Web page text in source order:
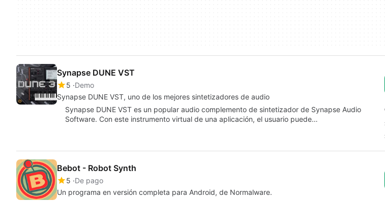
Synapse DUNE VST
5 Demo
Synapse DUNE VST, uno de los mejores sintetizadores de audio
Synapse DUNE VST es un popular audio complemento de sintetizador de Synapse Audio
Software. Con este instrumento virtual de una aplicación, el usuario puede…
Bebot - Robot Synth
5 De pago
Un programa en versión completa para Android, de Normalware.